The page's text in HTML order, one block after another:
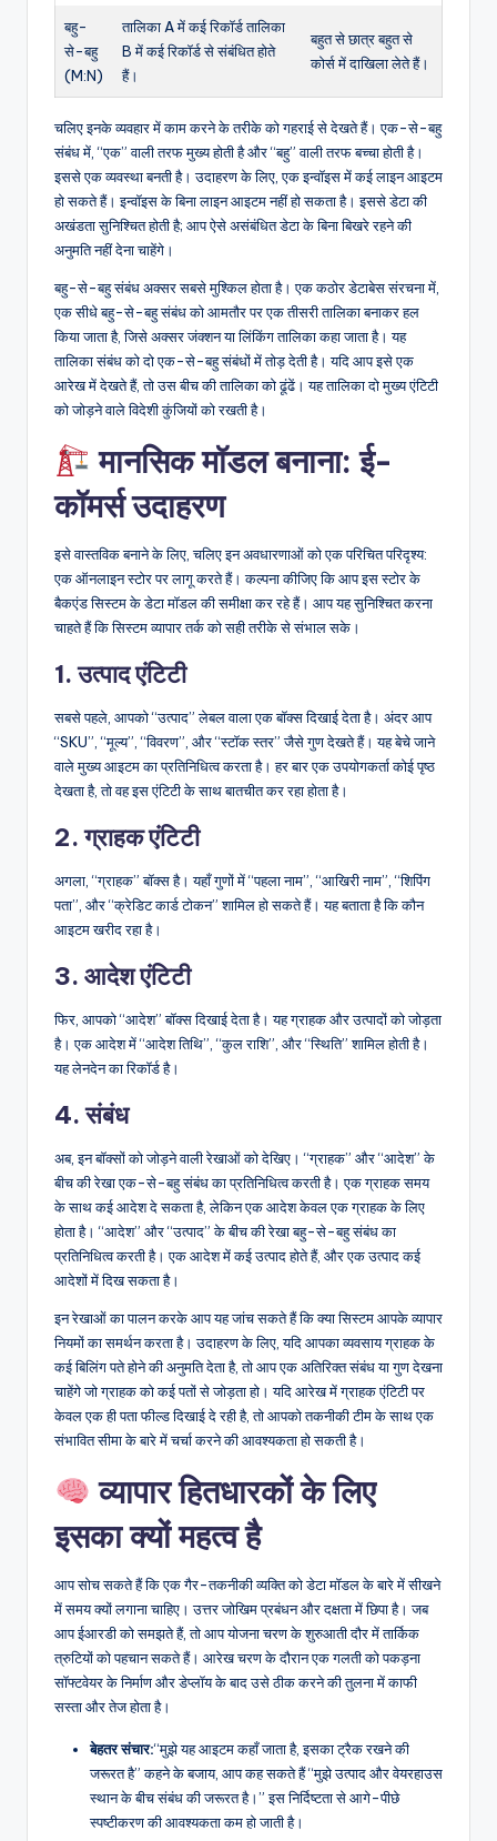
बहु-
से-बहु
(M:N)
तालिका A में कई रिकॉर्ड तालिका
B में कई रिकॉर्ड से संबंधित होते
हैं।
बहुत से छात्र बहुत से
कोर्स में दाखिला लेते हैं।
चलिए इनके व्यवहार में काम करने के तरीके को गहराई से देखते हैं। एक-से-बहु
संबंध में, “एक” वाली तरफ मुख्य होती है और “बहु” वाली तरफ बच्चा होती है।
इससे एक व्यवस्था बनती है। उदाहरण के लिए, एक इन्वॉइस में कई लाइन आइटम
हो सकते हैं। इन्वॉइस के बिना लाइन आइटम नहीं हो सकता है। इससे डेटा की
अखंडता सुनिश्चित होती है; आप ऐसे असंबंधित डेटा के बिना बिखरे रहने की
अनुमति नहीं देना चाहेंगे।
बहु-से-बहु संबंध अक्सर सबसे मुश्किल होता है। एक कठोर डेटाबेस संरचना में,
एक सीधे बहु-से-बहु संबंध को आमतौर पर एक तीसरी तालिका बनाकर हल
किया जाता है, जिसे अक्सर जंक्शन या लिंकिंग तालिका कहा जाता है। यह
तालिका संबंध को दो एक-से-बहु संबंधों में तोड़ देती है। यदि आप इसे एक
आरेख में देखते हैं, तो उस बीच की तालिका को ढूंढें। यह तालिका दो मुख्य एंटिटी
को जोड़ने वाले विदेशी कुंजियों को रखती है।
मानसिक मॉडल बनाना: ई-
कॉमर्स उदाहरण
इसे वास्तविक बनाने के लिए, चलिए इन अवधारणाओं को एक परिचित परिदृश्य:
एक ऑनलाइन स्टोर पर लागू करते हैं। कल्पना कीजिए कि आप इस स्टोर के
बैकएंड सिस्टम के डेटा मॉडल की समीक्षा कर रहे हैं। आप यह सुनिश्चित करना
चाहते हैं कि सिस्टम व्यापार तर्क को सही तरीके से संभाल सके।
1. उत्पाद एंटिटी
सबसे पहले, आपको “उत्पाद” लेबल वाला एक बॉक्स दिखाई देता है। अंदर आप
“SKU”, “मूल्य”, “विवरण”, और “स्टॉक स्तर” जैसे गुण देखते हैं। यह बेचे जाने
वाले मुख्य आइटम का प्रतिनिधित्व करता है। हर बार एक उपयोगकर्ता कोई पृष्ठ
देखता है, तो वह इस एंटिटी के साथ बातचीत कर रहा होता है।
2. ग्राहक एंटिटी
अगला, “ग्राहक” बॉक्स है। यहाँ गुणों में “पहला नाम”, “आखिरी नाम”, “शिपिंग
पता”, और “क्रेडिट कार्ड टोकन” शामिल हो सकते हैं। यह बताता है कि कौन
आइटम खरीद रहा है।
3. आदेश एंटिटी
फिर, आपको “आदेश” बॉक्स दिखाई देता है। यह ग्राहक और उत्पादों को जोड़ता
है। एक आदेश में “आदेश तिथि”, “कुल राशि”, और “स्थिति” शामिल होती है।
यह लेनदेन का रिकॉर्ड है।
4. संबंध
अब, इन बॉक्सों को जोड़ने वाली रेखाओं को देखिए। “ग्राहक” और “आदेश” के
बीच की रेखा एक-से-बहु संबंध का प्रतिनिधित्व करती है। एक ग्राहक समय
के साथ कई आदेश दे सकता है, लेकिन एक आदेश केवल एक ग्राहक के लिए
होता है। “आदेश” और “उत्पाद” के बीच की रेखा बहु-से-बहु संबंध का
प्रतिनिधित्व करती है। एक आदेश में कई उत्पाद होते हैं, और एक उत्पाद कई
आदेशों में दिख सकता है।
इन रेखाओं का पालन करके आप यह जांच सकते हैं कि क्या सिस्टम आपके व्यापार
नियमों का समर्थन करता है। उदाहरण के लिए, यदि आपका व्यवसाय ग्राहक के
कई बिलिंग पते होने की अनुमति देता है, तो आप एक अतिरिक्त संबंध या गुण देखना
चाहेंगे जो ग्राहक को कई पतों से जोड़ता हो। यदि आरेख में ग्राहक एंटिटी पर
केवल एक ही पता फील्ड दिखाई दे रही है, तो आपको तकनीकी टीम के साथ एक
संभावित सीमा के बारे में चर्चा करने की आवश्यकता हो सकती है।
व्यापार हितधारकों के लिए
इसका क्यों महत्व है
आप सोच सकते हैं कि एक गैर-तकनीकी व्यक्ति को डेटा मॉडल के बारे में सीखने
में समय क्यों लगाना चाहिए। उत्तर जोखिम प्रबंधन और दक्षता में छिपा है। जब
आप ईआरडी को समझते हैं, तो आप योजना चरण के शुरुआती दौर में तार्किक
त्रुटियों को पहचान सकते हैं। आरेख चरण के दौरान एक गलती को पकड़ना
सॉफ्टवेयर के निर्माण और डेप्लॉय के बाद उसे ठीक करने की तुलना में काफी
सस्ता और तेज होता है।
बेहतर संचार:“मुझे यह आइटम कहाँ जाता है, इसका ट्रैक रखने की
जरूरत है” कहने के बजाय, आप कह सकते हैं “मुझे उत्पाद और वेयरहाउस
स्थान के बीच संबंध की जरूरत है।” इस निर्दिष्टता से आगे-पीछे
स्पष्टीकरण की आवश्यकता कम हो जाती है।